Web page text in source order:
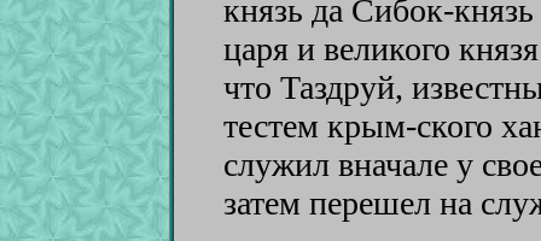
князь да Сибок-
царя и великого
что Таздруй,
тестем крым-ского
служил вначале у
затем перешел на